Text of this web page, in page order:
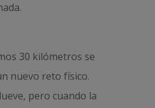
30 kilómetros se
nuevo reto físico.
pero cuando la